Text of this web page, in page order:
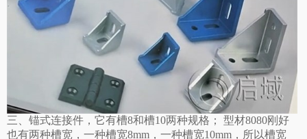
三、锚式连接件，它有槽8和槽10两种规格； 型材8080刚好
也有两种槽宽，一种槽宽8mm，一种槽宽10mm，所以槽宽